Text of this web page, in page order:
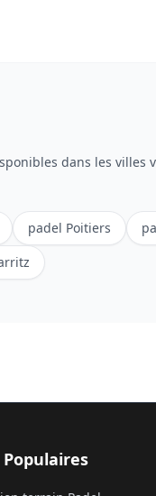
dans les villes
padel Poitiers